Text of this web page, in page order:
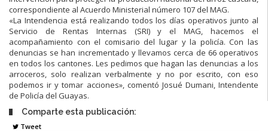
correspondiente al Acuerdo Ministerial número 107 del MAG.
«La Intendencia está realizando todos los días operativos junto al
Servicio de Rentas Internas (SRI) y el MAG, hacemos el
acompañamiento con el comisario del lugar y la policía. Con las
denuncias se han incrementado y llevamos cerca de 66 operativos
en todos los cantones. Les pedimos que hagan las denuncias a los
arroceros, solo realizan verbalmente y no por escrito, con eso
podemos ir y tomar acciones», comentó Josué Dumani, Intendente
de Policía del Guayas.
Comparte esta publicación:
Tweet